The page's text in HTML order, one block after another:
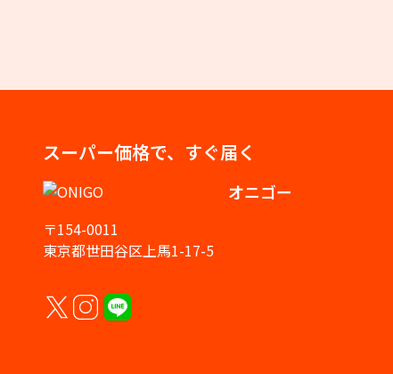
スーパー価格で、すぐ届く
オニゴー
〒154-0011
東京都世田谷区上馬1-17-5